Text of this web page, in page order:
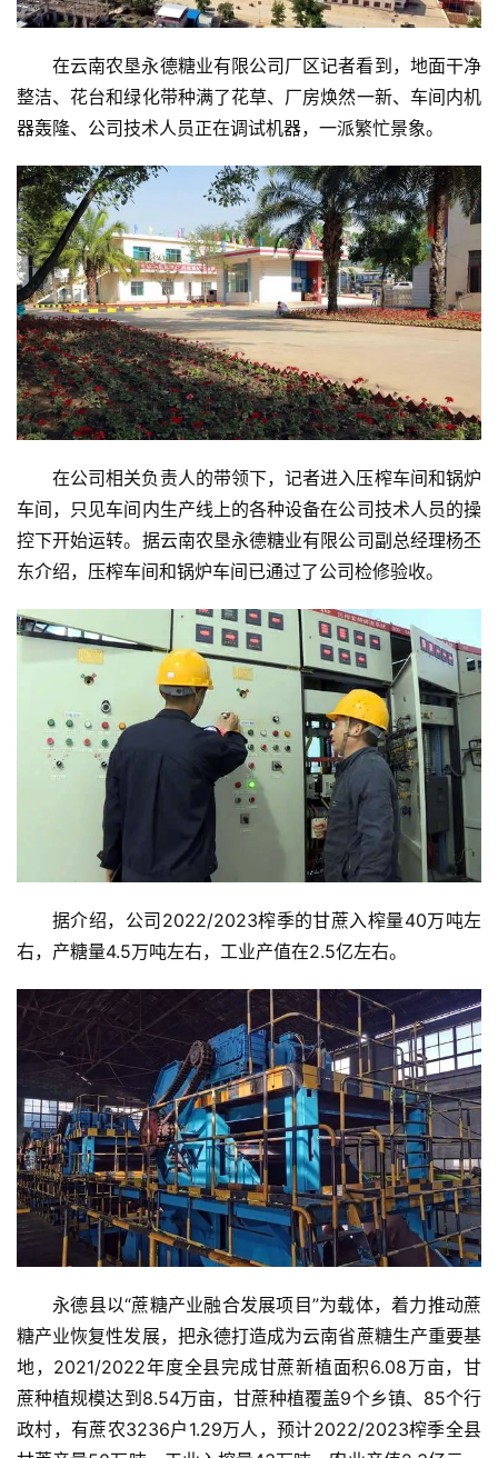
首
货
报
价
专
题
道
产
在云南农垦永德糖业有限公司厂区记者看到，地面干净
整洁、花台和绿化带种满了花草、厂房焕然一新、车间内机
器轰隆、公司技术人员正在调试机器，一派繁忙景象。
在公司相关负责人的带领下，记者进入压榨车间和锅炉
车间，只见车间内生产线上的各种设备在公司技术人员的操
控下开始运转。据云南农垦永德糖业有限公司副总经理杨丕
东介绍，压榨车间和锅炉车间已通过了公司检修验收。
据介绍，公司2022/2023榨季的甘蔗入榨量40万吨左
右，产糖量4.5万吨左右，工业产值在2.5亿左右。
永德县以“蔗糖产业融合发展项目”为载体，着力推动蔗
糖产业恢复性发展，把永德打造成为云南省蔗糖生产重要基
地，2021/2022年度全县完成甘蔗新植面积6.08万亩，甘
蔗种植规模达到8.54万亩，甘蔗种植覆盖9个乡镇、85个行
政村，有蔗农3236户1.29万人，预计2022/2023榨季全县